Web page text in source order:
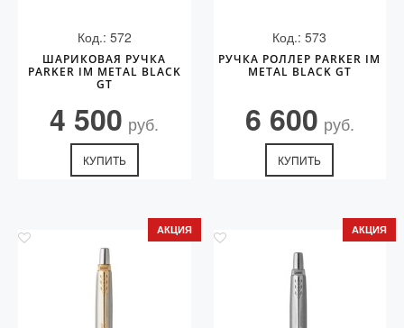
Код.: 572
ШАРИКОВАЯ РУЧКА
PARKER IM METAL BLACK
GT
4 500 руб.
КУПИТЬ
Код.: 573
РУЧКА РОЛЛЕР PARKER IM
METAL BLACK GT
6 600 руб.
КУПИТЬ
АКЦИЯ АКЦИЯ